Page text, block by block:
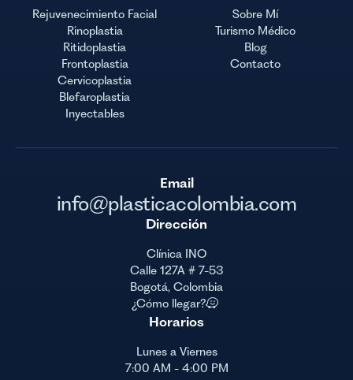
Rejuvenecimiento Facial
Rinoplastia
Ritidoplastia
Frontoplastia
Cervicoplastia
Blefaroplastia
Inyectables
Sobre Mí
Turismo Médico
Blog
Contacto
Email
info@plasticacolombia.com
Dirección
Clínica INO
Calle 127A # 7-53
Bogotá, Colombia
¿Cómo llegar?
Horarios
Lunes a Viernes
7:00 AM - 4:00 PM